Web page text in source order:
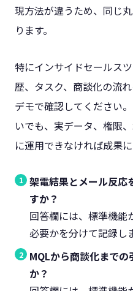
現方法が違うため、同じ
ります。
特にインサイドセールス
歴、タスク、商談化の流
デモで確認してください
いでも、実データ、権限
に運用できなければ成果
架電結果とメール反応
すか？
回答欄には、標準機能
必要かを分けて記録し
MQLから商談化まで
か？